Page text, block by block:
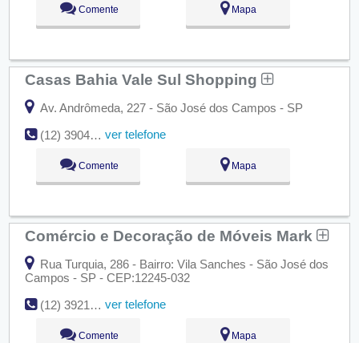
Comente Mapa
Casas Bahia Vale Sul Shopping
Av. Andrômeda, 227 - São José dos Campos - SP
(12) 3904-5800
ver telefone
Comente Mapa
Comércio e Decoração de Móveis Mark
Rua Turquia, 286 - Bairro: Vila Sanches - São José dos
Campos - SP - CEP:12245-032
(12) 3921-3270
ver telefone
Comente Mapa